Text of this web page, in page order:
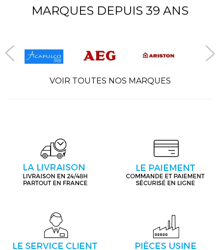
MARQUES DEPUIS 39 ANS
VOIR TOUTES NOS MARQUES